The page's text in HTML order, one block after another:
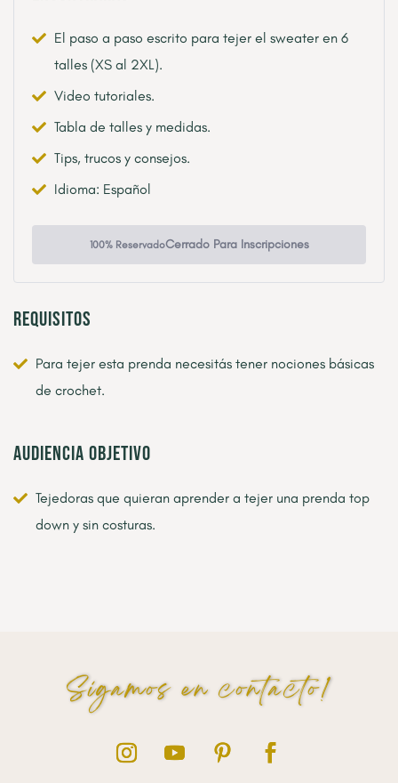
El paso a paso escrito para tejer el sweater en 6
talles (XS al 2XL).
Video tutoriales.
Tabla de talles y medidas.
Tips, trucos y consejos.
Idioma: Español
100% ReservadoCerrado Para Inscripciones
Requisitos
Para tejer esta prenda necesitás tener nociones básicas
de crochet.
Audiencia objetivo
Tejedoras que quieran aprender a tejer una prenda top
down y sin costuras.
Sigamos en contacto!